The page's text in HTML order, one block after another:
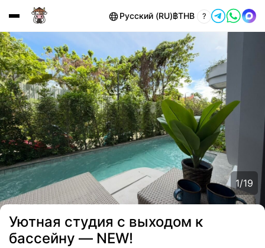
Русский (RU)฿THB ?
1/19
Уютная студия с выходом к
бассейну — NEW!